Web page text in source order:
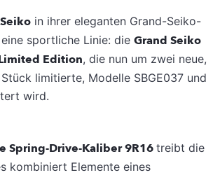
Seiko in ihrer eleganten Grand-Seiko-
sportliche Linie: die Grand Seiko
Edition, die nun um zwei neue,
limitierte, Modelle SBGE037 und
wird.
Spring-Drive-Kaliber 9R16 treibt die
kombiniert Elemente eines